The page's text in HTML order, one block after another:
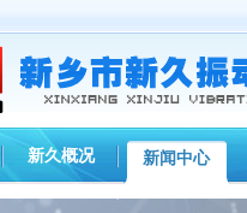
新久概况 新闻中心